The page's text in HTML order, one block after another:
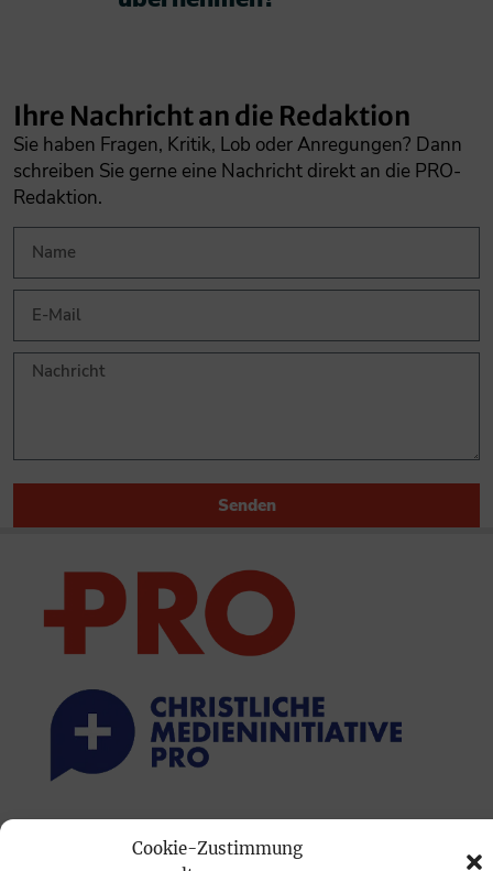
Cookie-Zustimmung
Ihre Nachricht an die Redaktion
Sie haben Fragen, Kritik, Lob oder Anregungen? Dann
schreiben Sie gerne eine Nachricht direkt an die PRO-
Redaktion.
Senden
PRINTAUSGABE